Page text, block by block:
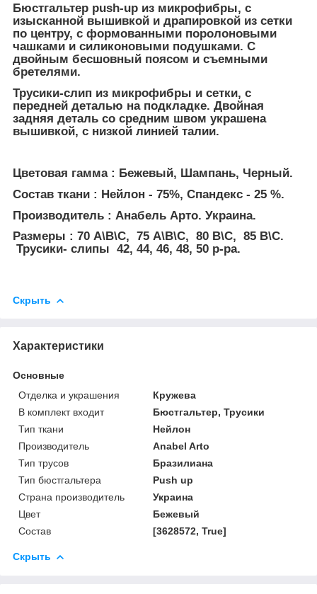
Бюстгальтер push-up из микрофибры, с
изысканной вышивкой и драпировкой из сетки
по центру, с формованными поролоновыми
чашками и силиконовыми подушками. С
двойным бесшовный поясом и съемными
бретелями.
Трусики-слип из микрофибры и сетки, с
передней деталью на подкладке. Двойная
задняя деталь со средним швом украшена
вышивкой, с низкой линией талии.
Цветовая гамма : Бежевый, Шампань, Черный.
Состав ткани : Нейлон - 75%, Спандекс - 25 %.
Производитель : Анабель Арто. Украина.
Размеры : 70 А\В\С, 75 А\В\С, 80 В\С, 85 В\С.
Трусики- слипы 42, 44, 46, 48, 50 р-ра.
Скрыть
Характеристики
Основные
Отделка и украшения
Кружева
В комплект входит
Бюстгальтер, Трусики
Тип ткани
Нейлон
Производитель
Anabel Arto
Тип трусов
Бразилиана
Тип бюстгальтера
Push up
Страна производитель
Украина
Цвет
Бежевый
Состав
[3628572, True]
Скрыть